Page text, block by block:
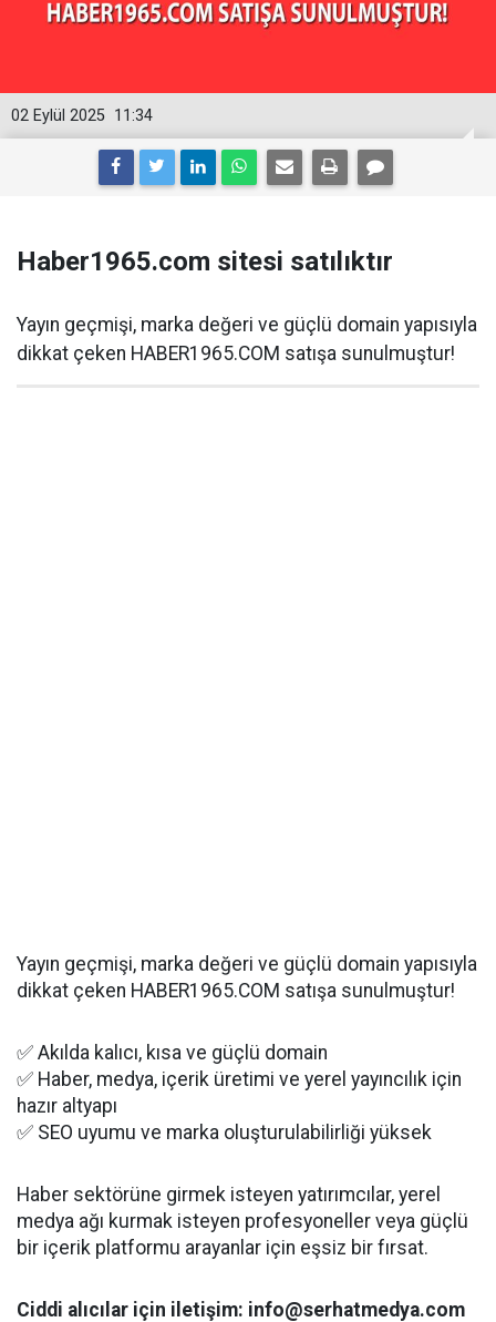
11:34
02 Eylül 2025
Haber1965.com sitesi satılıktır
Yayın geçmişi, marka değeri ve güçlü domain yapısıyla
dikkat çeken HABER1965.COM satışa sunulmuştur!
Yayın geçmişi, marka değeri ve güçlü domain yapısıyla
dikkat çeken HABER1965.COM satışa sunulmuştur!
✅ Akılda kalıcı, kısa ve güçlü domain
✅ Haber, medya, içerik üretimi ve yerel yayıncılık için
hazır altyapı
✅ SEO uyumu ve marka oluşturulabilirliği yüksek
Haber sektörüne girmek isteyen yatırımcılar, yerel
medya ağı kurmak isteyen profesyoneller veya güçlü
bir içerik platformu arayanlar için eşsiz bir fırsat.
Ciddi alıcılar için iletişim: info@serhatmedya.com